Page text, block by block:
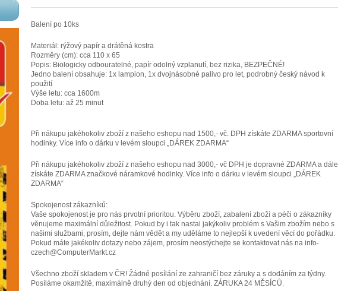
Balení po 10ks
Materiál: rýžový papír a drátěná kostra
Rozměry (cm): cca 110 x 65
Popis: Biologicky odbouratelné, papír odolný vzplanutí, bez rizika, BEZPEČNÉ!
Jedno balení obsahuje: 1x lampion, 1x dvojnásobné palivo pro let, podrobný český návod k
použití
Výše letu: cca 1600m
Doba letu: až 25 minut
Při nákupu jakéhokoliv zboží z našeho eshopu nad 1500,- vč. DPH získáte ZDARMA sportovní
hodinky. Více info o dárku v levém sloupci „DÁREK ZDARMA“
Při nákupu jakéhokoliv zboží z našeho eshopu nad 3000,- vč DPH je dopravné ZDARMA a dále
získáte ZDARMA značkové náramkové hodinky. Více info o dárku v levém sloupci „DÁREK
ZDARMA“
Spokojenost zákazníků:
Vaše spokojenost je pro nás prvotní prioritou. Výběru zboží, zabalení zboží a péči o zákazníky
věnujeme maximální důležitost. Pokud by i tak nastal jakýkoliv problém s Vašim zbožím nebo s
našimi službami, prosím, dejte nám vědět a my uděláme to nejlepší k uvedení věcí do pořádku.
Pokud máte jakékoliv dotazy nebo zájem, prosím neostýchejte se kontaktovat nás na info-
czech@ComputerMarkt.cz
Všechno zboží skladem v ČR! Žádné posílání ze zahraničí bez záruky a s dodáním za týdny.
Posíláme okamžitě, maximálně druhý den od objednání. ZÁRUKA 24 MĚSÍCŮ.